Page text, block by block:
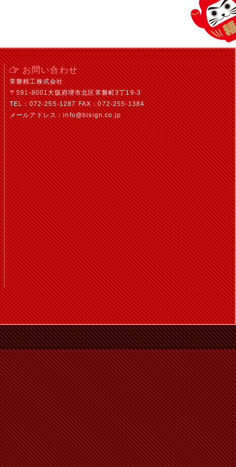
お問い合わせ
常磐精工株式会社
〒591-8001大阪府堺市北区常磐町3丁19-3
TEL：072-255-1287 FAX：072-255-1384
メールアドレス：info@bisign.co.jp